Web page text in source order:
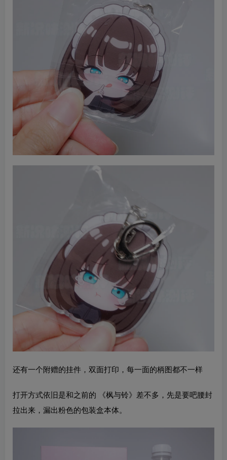
还有一个附赠的挂件，双面打印，每一面的柄图都不一样
打开方式依旧是和之前的 《枫与铃》差不多，先是要吧腰封
拉出来，漏出粉色的包装盒本体。